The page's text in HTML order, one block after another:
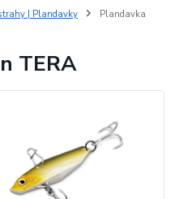
| Plandavky
Plandavka
TERA